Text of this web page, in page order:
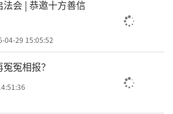
会 | 恭邀十方善信
04-29 15:05:52
冤相报？